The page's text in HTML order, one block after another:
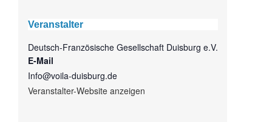
Veranstalter
Deutsch-Französische Gesellschaft Duisburg e.V.
E-Mail
Info@voila-duisburg.de
Veranstalter-Website anzeigen